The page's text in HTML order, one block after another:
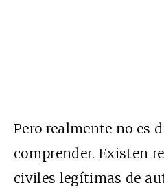
Pero realmente no es
comprender. Existen
civiles legítimas de